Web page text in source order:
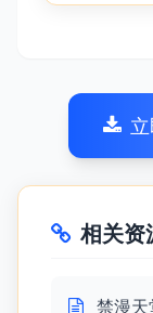
相关资
禁漫